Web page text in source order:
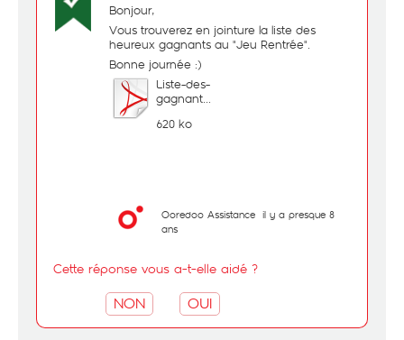
Bonjour,
Vous trouverez en jointure la liste des
heureux gagnants au "Jeu Rentrée".
Bonne journée :)
Liste-des-
gagnant...
620 ko
Ooredoo Assistance il y a presque 8
ans
Cette réponse vous a-t-elle aidé ?
NON OUI